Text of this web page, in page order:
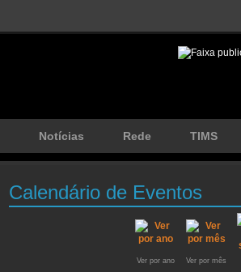
Notícias Rede TIMS
Calendário de Eventos
Ver por ano Ver por mês